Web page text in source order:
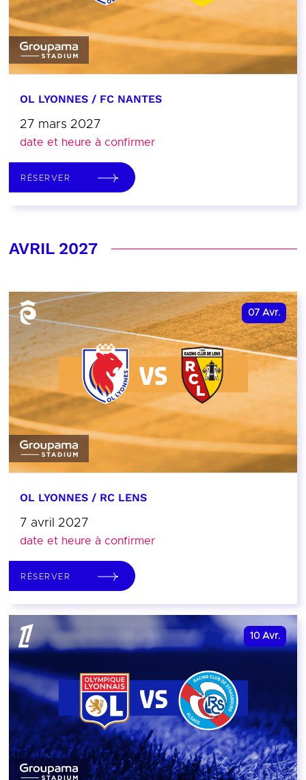
OL LYONNES / FC NANTES
27 mars 2027
date et heure à confirmer
RÉSERVER
AVRIL 2027
07 Avr.
OL LYONNES / RC LENS
7 avril 2027
date et heure à confirmer
RÉSERVER
10 Avr.